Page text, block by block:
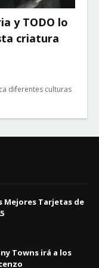
y TODO lo
criatura
diferentes culturas
Mejores Tarjetas de
Towns irá a los